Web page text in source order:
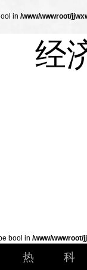
in /www/wwwroot/
经
bool in /www/wwwroot/
热
科